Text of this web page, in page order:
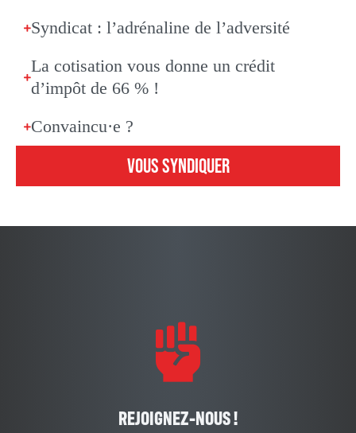
Syndicat : l’adrénaline de l’adversité
La cotisation vous donne un crédit
d’impôt de 66 % !
Convaincu·e ?
VOUS SYNDIQUER
REJOIGNEZ-NOUS !